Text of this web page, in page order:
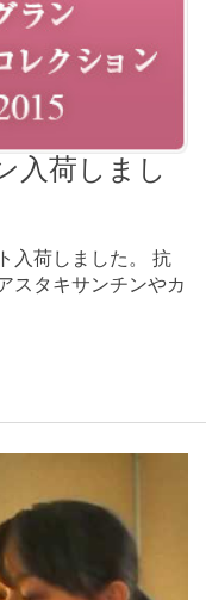
入荷しまし
入荷しました。 抗
スタキサンチンやカ